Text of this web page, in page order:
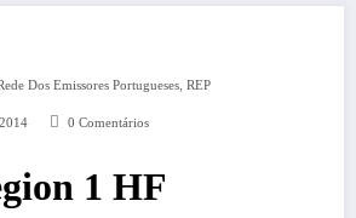
Dos Emissores Portugueses, REP
0 Comentários
1 HF